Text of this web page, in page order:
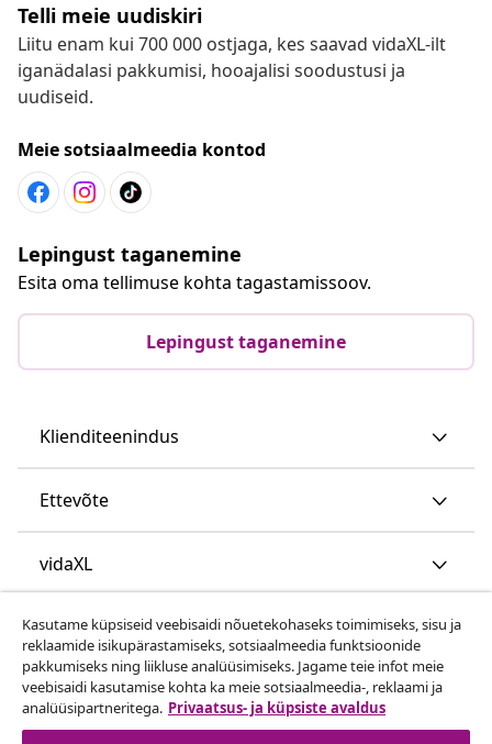
Telli meie uudiskiri
Liitu enam kui 700 000 ostjaga, kes saavad vidaXL-ilt
iganädalasi pakkumisi, hooajalisi soodustusi ja
uudiseid.
Meie sotsiaalmeedia kontod
Lepingust taganemine
Esita oma tellimuse kohta tagastamissoov.
Lepingust taganemine
Klienditeenindus
Ettevõte
vidaXL
Vaata rohkem
Kasutame küpsiseid veebisaidi nõuetekohaseks toimimiseks, sisu ja
reklaamide isikupärastamiseks, sotsiaalmeedia funktsioonide
pakkumiseks ning liikluse analüüsimiseks. Jagame teie infot meie
veebisaidi kasutamise kohta ka meie sotsiaalmeedia-, reklaami ja
analüüsipartneritega. Privaatsus- ja küpsiste avaldus